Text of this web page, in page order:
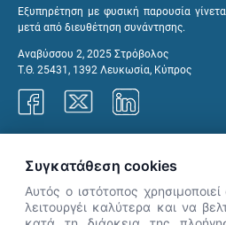
Εξυπηρέτηση με φυσική παρουσία
μετά από διευθέτηση συνάντησης.
Αναβύσσου 2, 2025 Στρόβολος
Τ.Θ. 25431, 1392 Λευκωσία, Κύπρος
Συγκατάθεση cookies
Αυτός ο ιστότοπος
λειτουργέι καλύτερα και να